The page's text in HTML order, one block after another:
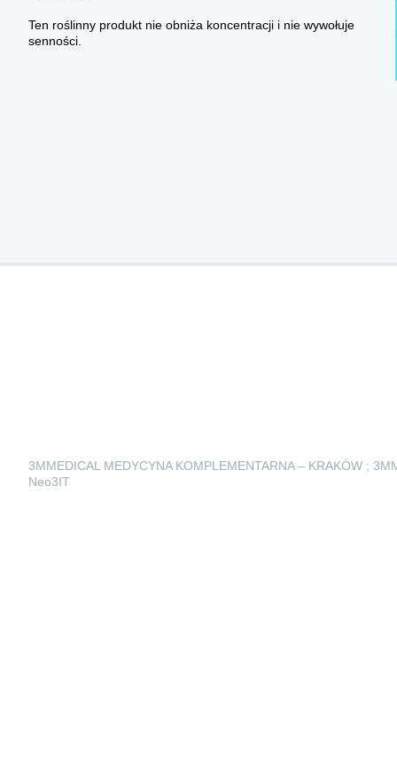
Ten roślinny produkt nie obniża koncentracji i nie wywołuje
senności.
3MMEDICAL MEDYCYNA KOMPLEMENTARNA – KRAKÓW ;
Neo3IT